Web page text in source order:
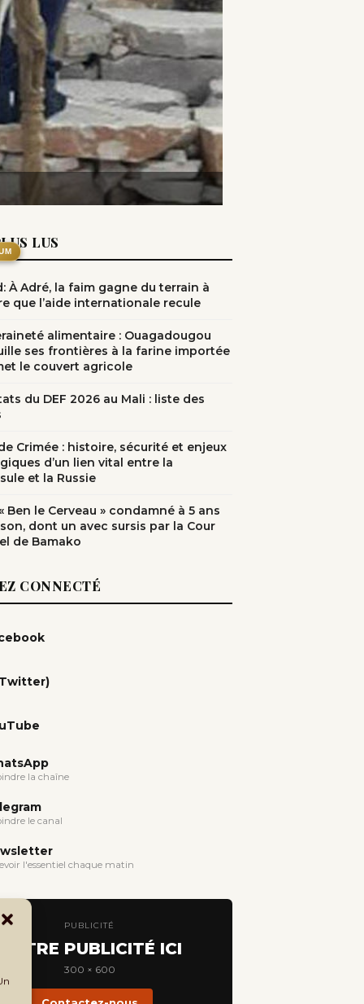
LUS
À Adré, la faim gagne du terrain à
que l’aide internationale recule
alimentaire : Ouagadougou
ses frontières à la farine importée
le couvert agricole
du DEF 2026 au Mali : liste des
Crimée : histoire, sécurité et enjeux
d’un lien vital entre la
et la Russie
Ben le Cerveau » condamné à 5 ans
dont un avec sursis par la Cour
de Bamako
CONNECTÉ
la chaîne
le canal
l'essentiel chaque matin
PUBLICITÉ
PUBLICITÉ ICI
300 × 600